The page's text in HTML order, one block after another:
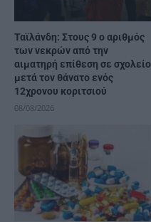
Ταϊλάνδη: Στους 9 ο αριθμός
των νεκρών από την
αιματηρή επίθεση σε σχολείο
μετά τον θάνατο ενός
12χρονου κοριτσιού
08/08/2026